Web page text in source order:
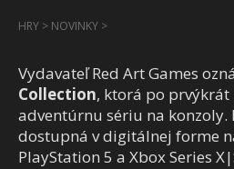
HRY > NOVINKY >
Vydavateľ Red Art Games
Collection, ktorá po
adventúrnu sériu na konzoly.
dostupná v digitálnej forme
PlayStation 5 a Xbox Series